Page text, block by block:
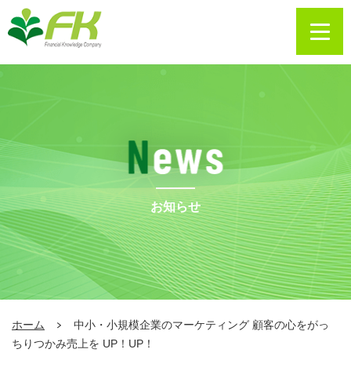
お知らせ
ホーム
中小・小規模企業のマーケティング 顧客の心をがっ
ちりつかみ売上を UP！UP！